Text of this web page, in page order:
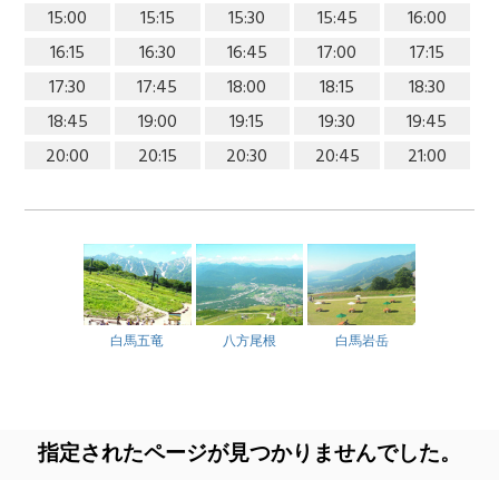
15:00
15:15 15:30 15:45
16:00
16:15
16:30 16:45 17:00
17:15
17:30
17:45 18:00 18:15
18:30
18:45
19:00 19:15 19:30
19:45
20:00
20:15 20:30 20:45 21:00
白馬五竜 八方尾根 白馬岩岳